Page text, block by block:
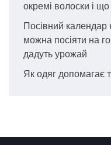
окремі волоски і
Посівний
можна посіяти на
дадуть урожай
Як одяг допомагає